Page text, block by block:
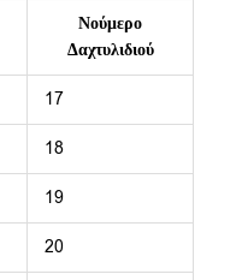
Νούμερο
Δαχτυλιδιού
17
18
19
20